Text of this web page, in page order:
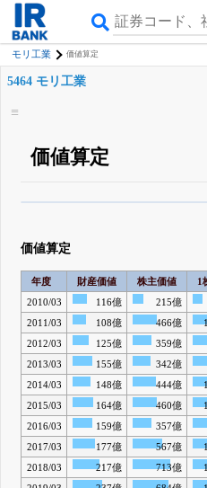
モリ工業 価値算定
5464 モリ工業
価値算定
登録すると永久30%OFFと
価値算定
年度 財産価値 株主価値 1
2010/03
116億 215億
2011/03
108億 466億
2012/03
125億 359億
2013/03
155億 342億
2014/03
148億 444億
2015/03
164億 460億
2016/03
159億 357億
2017/03
177億 567億
2018/03
217億 713億